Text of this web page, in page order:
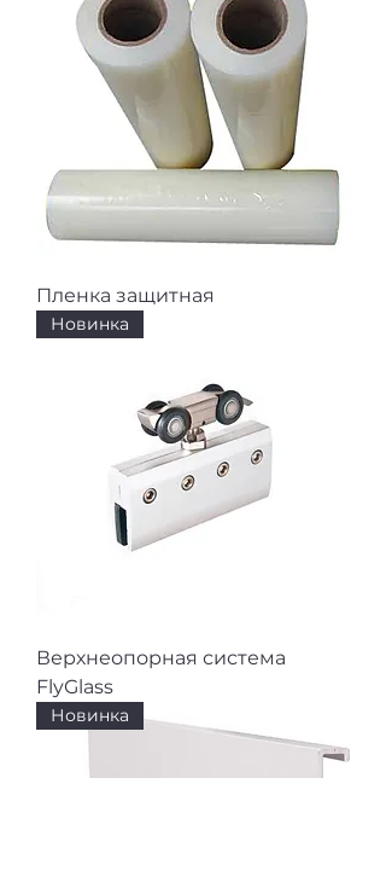
Пленка защитная
Новинка
Верхнеопорная система
FlyGlass
Новинка